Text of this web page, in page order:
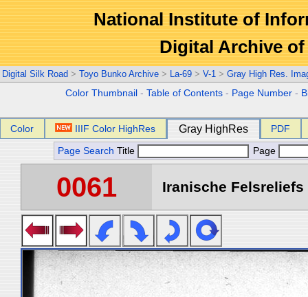
National Institute of
Digital Archive
Digital Silk Road > Toyo Bunko Archive > La-69 > V-1 > Gray High Res.
Color Thumbnail -Table of Contents - Page Number -
Color IIIF Color HighRes Gray HighRes PDF
Page Search Title Page
0061 Iranische Felsreliefs